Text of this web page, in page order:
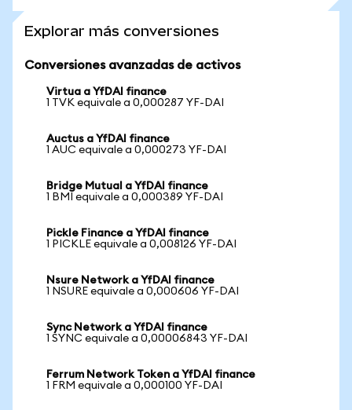
Explorar más conversiones
Conversiones avanzadas de activos
Virtua a YfDAI finance
1 TVK equivale a 0,000287 YF-DAI
Auctus a YfDAI finance
1 AUC equivale a 0,000273 YF-DAI
Bridge Mutual a YfDAI finance
1 BMI equivale a 0,000389 YF-DAI
Pickle Finance a YfDAI finance
1 PICKLE equivale a 0,008126 YF-DAI
Nsure Network a YfDAI finance
1 NSURE equivale a 0,000606 YF-DAI
Sync Network a YfDAI finance
1 SYNC equivale a 0,00006843 YF-DAI
Ferrum Network Token a YfDAI finance
1 FRM equivale a 0,000100 YF-DAI